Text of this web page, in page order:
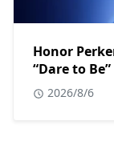
Honor
“Dare to Be”
2026/8/6